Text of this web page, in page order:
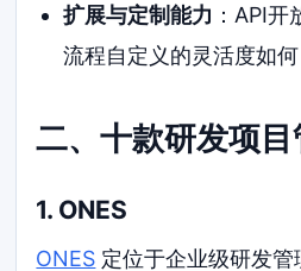
扩展与定制能力 ：API开
流程自定义的灵活度如何
二、十款研发项
1. ONES
ONES 定位于企业级研发